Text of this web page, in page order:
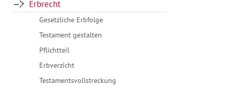
Erbrecht
Gesetzliche Erbfolge
Testament gestalten
Pflichtteil
Erbverzicht
Testamentsvollstreckung